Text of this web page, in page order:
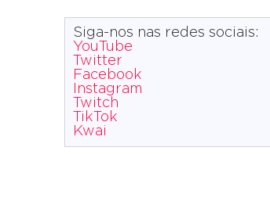
Siga-nos nas redes sociais:
YouTube
Twitter
Facebook
Instagram
Twitch
TikTok
Kwai